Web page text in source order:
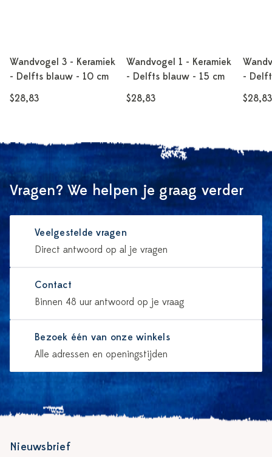
Wandvogel 3 - Keramiek
- Delfts blauw - 10 cm
$28,83
Wandvogel 1 - Keramiek
- Delfts blauw - 15 cm
$28,83
-
$28,83
Vragen? We helpen je graag verder
Veelgestelde vragen
Direct antwoord op al je vragen
Contact
Binnen 48 uur antwoord op je vraag
Bezoek één van onze winkels
Alle adressen en openingstijden
Nieuwsbrief